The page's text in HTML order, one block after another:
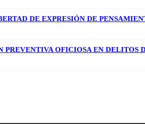
DE EXPRESIÓN DE
OFICIOSA EN DELITOS